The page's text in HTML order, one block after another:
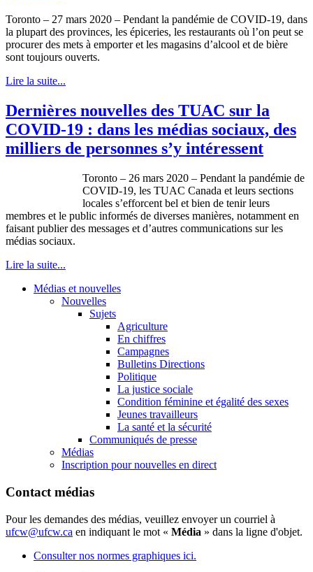
Toronto – 27 mars 2020 – Pendant la pandémie de COVID-19, dans
la plupart des provinces, les épiceries, les restaurants où l’on peut se
procurer des mets à emporter et les magasins d’alcool et de bière
sont toujours ouverts.
Lire la suite...
Dernières nouvelles des TUAC sur la
COVID-19 : dans les médias sociaux, des
milliers de personnes s’y intéressent
Toronto – 26 mars 2020 – Pendant la pandémie de
COVID-19, les TUAC Canada et leurs sections
locales s’efforcent bel et bien de tenir leurs
membres et le public informés de diverses manières, notamment en
faisant publier des messages et d’autres communications sur les
médias sociaux.
Lire la suite...
Médias et nouvelles
Nouvelles
Sujets
Agriculture
En chiffres
Campagnes
Bulletins Directions
Politique
La justice sociale
Condition féminine et égalité des sexes
Jeunes travailleurs
La santé et la sécurité
Communiqués de presse
Médias
Inscription pour nouvelles en direct
Contact médias
Pour les demandes des médias, veuillez envoyer un courriel à
ufcw@ufcw.ca en indiquant le mot « Média » dans la ligne d'objet.
Consulter nos normes graphiques ici.